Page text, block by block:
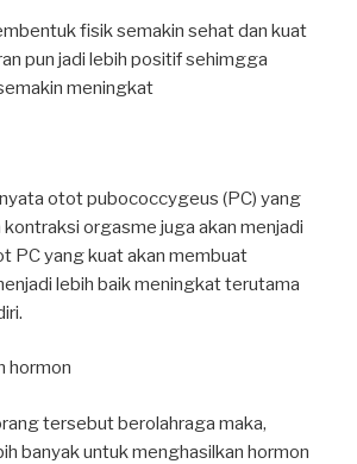
fisik semakin sehat dan kuat
pun jadi lebih positif sehimgga
meningkat
otot pubococcygeus (PC) yang
orgasme juga akan menjadi
PC yang kuat akan membuat
lebih baik meningkat terutama
hormon
tersebut berolahraga maka,
banyak untuk menghasilkan hormon